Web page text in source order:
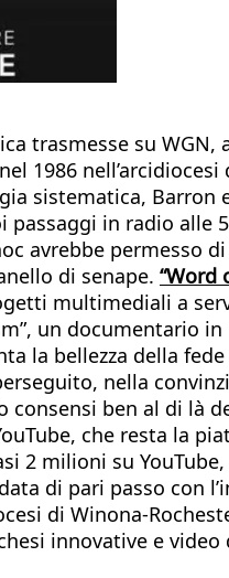
trasmesse su
sistematica,
passaggi in radio
avrebbe permesso
di senape. “Word
multimediali a
un documentario
la bellezza della
nella
ben al di là
che resta la
milioni su
di pari passo con
di Winona-
innovative e